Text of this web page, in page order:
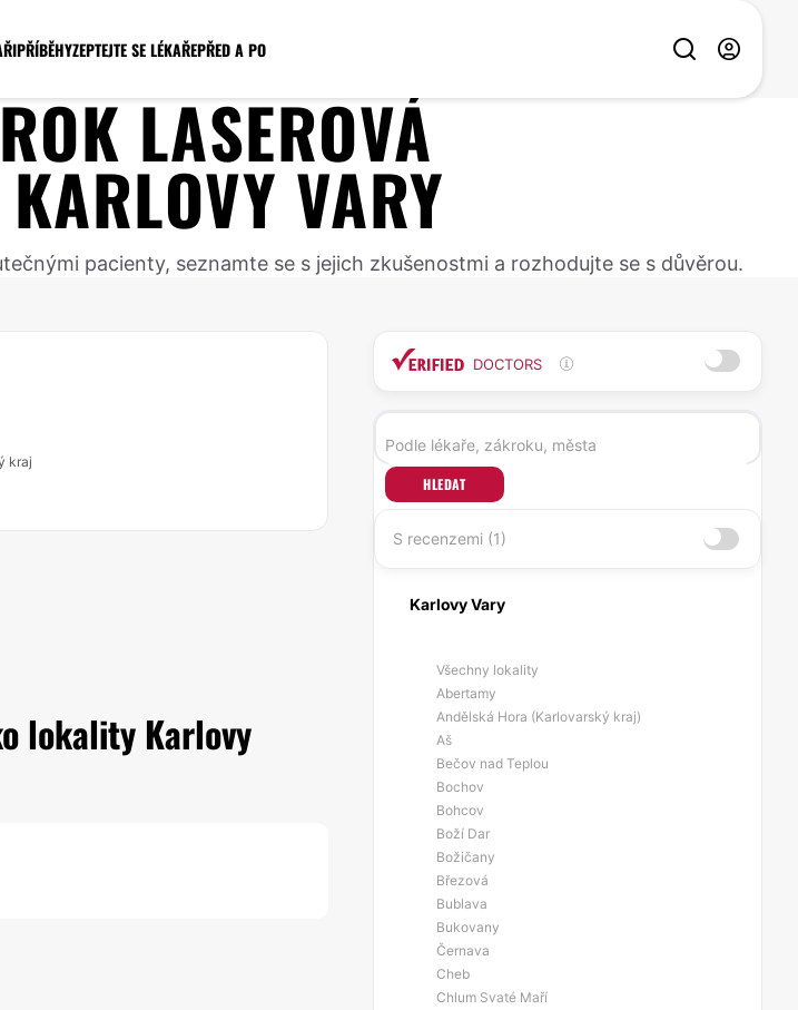
PŘÍBĚHYZEPTEJTE SE LÉKAŘEPŘED A PO
LASEROVÁ
KARLOVY VARY
pacienty, seznamte se s jejich zkušenostmi a rozhodujte se s důvěrou.
kraj
lokality Karlovy
DOCTORS
HLEDAT
S recenzemi (1)
Karlovy Vary
Všechny lokality
Abertamy
Andělská Hora (Karlovarský kraj)
Aš
Bečov nad Teplou
Bochov
Bohcov
Boží Dar
Božičany
Březová
Bublava
Bukovany
Černava
Cheb
Chlum Svaté Maří